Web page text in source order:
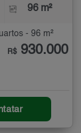
96 m²
- 96 m²
R$ 930.000